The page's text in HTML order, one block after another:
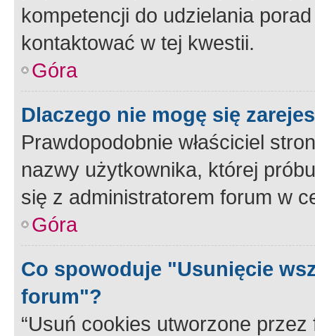
kompetencji do udzielania
kontaktować w tej kwestii.
Góra
Dlaczego nie mogę się
Prawdopodobnie właściciel
nazwy użytkownika, której
się z administratorem forum w
Góra
Co spowoduje "Usunięcie
forum"?
“Usuń cookies utworzone